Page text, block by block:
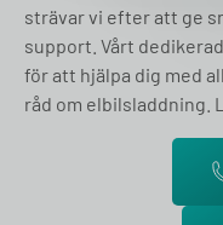
strävar vi efter att ge
support. Vårt
för att hjälpa dig med
råd om elbilsladdning.